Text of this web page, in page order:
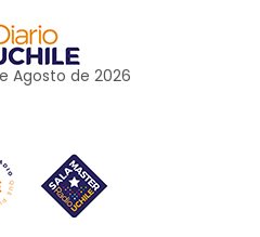
Agosto de 2026